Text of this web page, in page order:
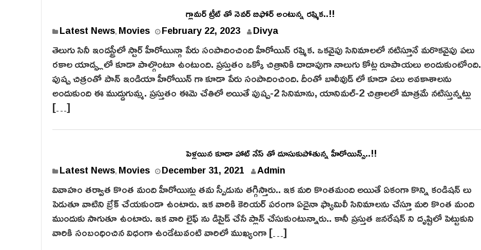
గ్లామర్ ట్రీట్ తో నెవర్ బిఫోర్ అంటున్న రష్మిక..!!
Latest News, Movies February 22, 2023 Divya
తెలుగు సినీ ఇండస్ట్రీలో స్టార్ హీరోయిన్గా పేరు సంపాదించింది హీరోయిన్ రష్మిక. ఒకవైపు సినిమాలలో నటిస్తూనే మరొకవైపు పలు
రకాల యాడ్స్లలో కూడా పాల్గొంటూ ఉంటుంది. ప్రస్తుతం ఒక్కో చిత్రానికి దాదాపుగా నాలుగు కోట్ల రూపాయలు అందుకుంటోంది.
పుష్ప చిత్రంతో పాన్ ఇండియా హీరోయిన్ గా కూడా పేరు సంపాదించింది. దీంతో బాలీవుడ్ లో కూడా పలు అవకాశాలను
అందుకుంది ఈ ముద్దుగుమ్మ. ప్రస్తుతం ఈమె చేతిలో అయితే పుష్ప-2 సినిమాను, యానిమల్-2 చిత్రాలలో మాత్రమే నటిస్తున్నట్లు
[…]
పెళ్లయిన కూడా హాట్ నేస్ తో దూసుకుపోతున్న హీరోయిన్స్..!!
Latest News, Movies December 31, 2021
c
e
m
b
Admin
వివాహం తర్వాత కొంత మంది హీరోయిన్లు తమ స్పీడును తగ్గిస్తారు.. ఇక మరి కొంతమంది అయితే ఏకంగా కొన్ని కండిషన్ లు
పెడుతూ వాటిని బ్రేక్ చేయకుండా ఉంటారు. ఇక వారికి కెరియర్ పరంగా ఏదైనా ఫ్యామిలీ సినిమాలను చేస్తూ మరి కొంత మంది
ముందుకు సాగుతూ ఉంటారు. ఇక వారి లైఫ్ ను డిసైడ్ చేసే ప్లాన్ చేసుకుంటున్నారు.. కానీ ప్రస్తుత జనరేషన్ ని దృష్టిలో పెట్టుకుని
వారికి సంబంధించిన విధంగా ఉండేటువంటి వారిలో ముఖ్యంగా […]